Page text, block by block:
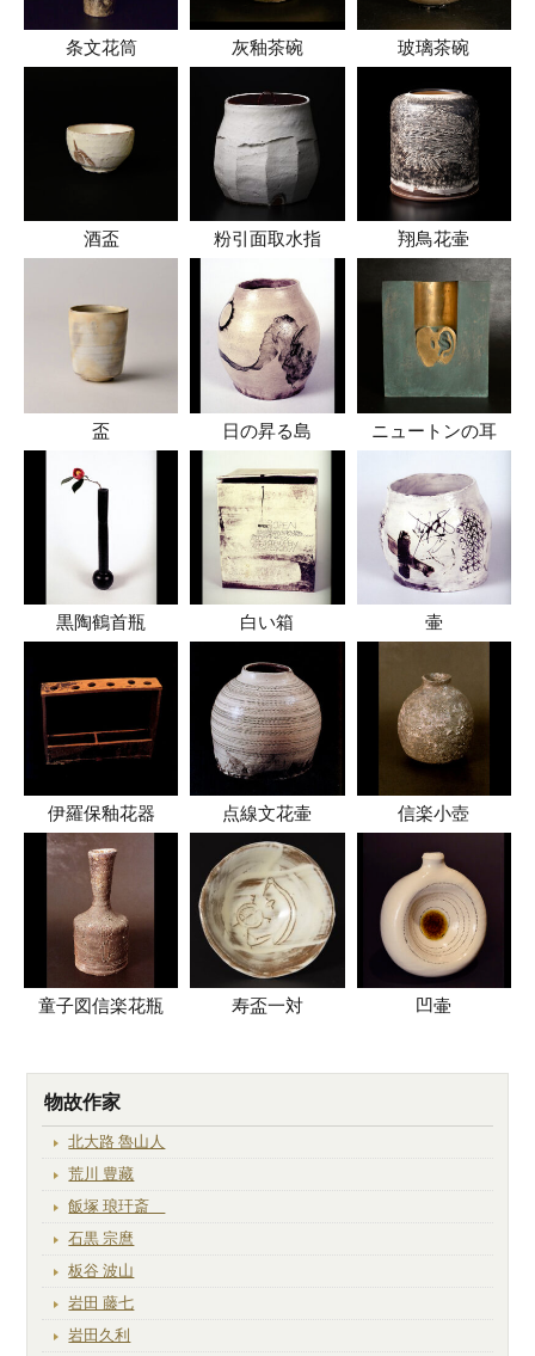
条文花筒 灰釉茶碗 玻璃茶碗
酒盃 粉引面取水指 翔鳥花壷
盃 日の昇る島 ニュートンの耳
黒陶鶴首瓶 白い箱 壷
伊羅保釉花器 点線文花壷 信楽小壺
童子図信楽花瓶 寿盃一対 凹壷
物故作家
北大路 魯山人
荒川 豊藏
飯塚 琅玕斎
石黒 宗麿
板谷 波山
岩田 藤七
岩田久利